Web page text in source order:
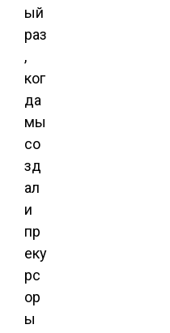
ый
раз
,
ког
да
мы
со
зд
ал
и
пр
еку
рс
ор
ы